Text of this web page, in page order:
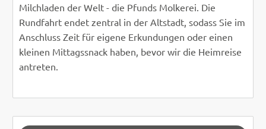
Milchladen der Welt - die Pfunds Molkerei. Die
Rundfahrt endet zentral in der Altstadt, sodass Sie im
Anschluss Zeit für eigene Erkundungen oder einen
kleinen Mittagssnack haben, bevor wir die Heimreise
antreten.